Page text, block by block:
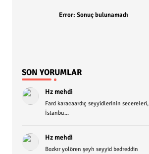
Error: Sonuç bulunamadı
SON YORUMLAR
Hz mehdi
Fard karacaardıç seyyidlerinin secereleri,
İstanbu...
Hz mehdi
Bozkır yolören şeyh seyyid bedreddin